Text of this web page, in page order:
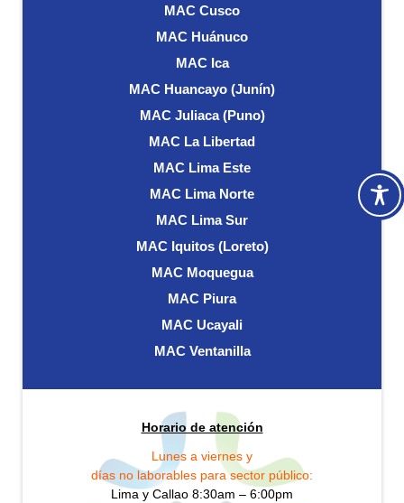
MAC Cusco
MAC Huánuco
MAC Ica
MAC Huancayo (Junín)
MAC Juliaca (Puno)
MAC La Libertad
MAC Lima Este
MAC Lima Norte
MAC Lima Sur
MAC Iquitos (Loreto)
MAC Moquegua
MAC Piura
MAC Ucayali
MAC Ventanilla
Horario de atención
Lunes a viernes y
días no laborables para sector público:
Lima y Callao 8:30am – 6:00pm